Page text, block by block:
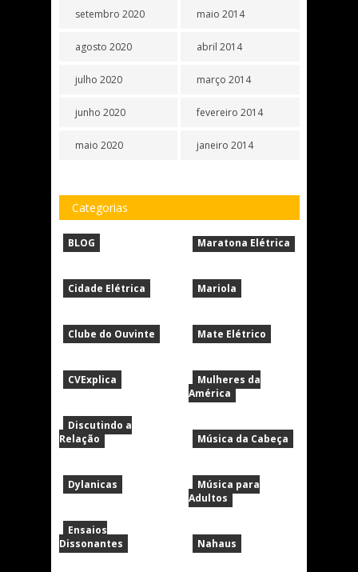
setembro 2020
agosto 2020
julho 2020
junho 2020
maio 2020
maio 2014
abril 2014
março 2014
fevereiro 2014
janeiro 2014
Categorias
BLOG
Cidade Elétrica
Clube do Ouvinte
CVExplica
Discutindo a
Relação
Dylanicas
Ensaios
Dissonantes
Maratona Elétrica
Mariola
Mate Elétrico
Mulheres da
América
Música da Cabeça
Música para
Adultos
Nahaus